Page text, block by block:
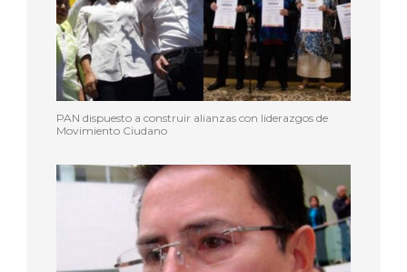
PAN dispuesto a construir alianzas con liderazgos de
Movimiento Ciudano